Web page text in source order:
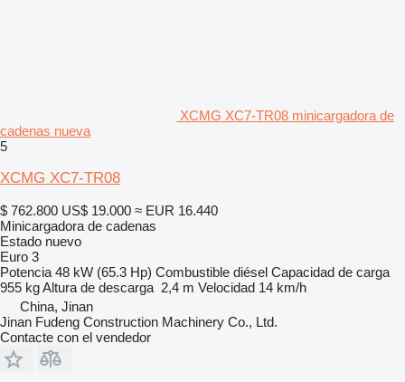
XCMG XC7-TR08 minicargadora de
cadenas nueva
5
XCMG XC7-TR08
$ 762.800 US$ 19.000 ≈ EUR 16.440
Minicargadora de cadenas
Estado nuevo
Euro 3
Potencia 48 kW (65.3 Hp) Combustible diésel Capacidad de carga
955 kgAltura de descarga 2,4 m Velocidad 14 km/h
China, Jinan
Jinan Fudeng Construction Machinery Co., Ltd.
Contacte con el vendedor